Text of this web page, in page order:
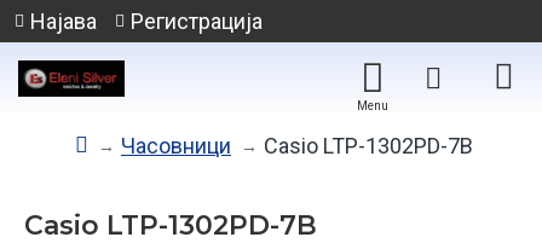
Најава Регистрација
Часовници Casio LTP-1302PD-7B
Casio LTP-1302PD-7B